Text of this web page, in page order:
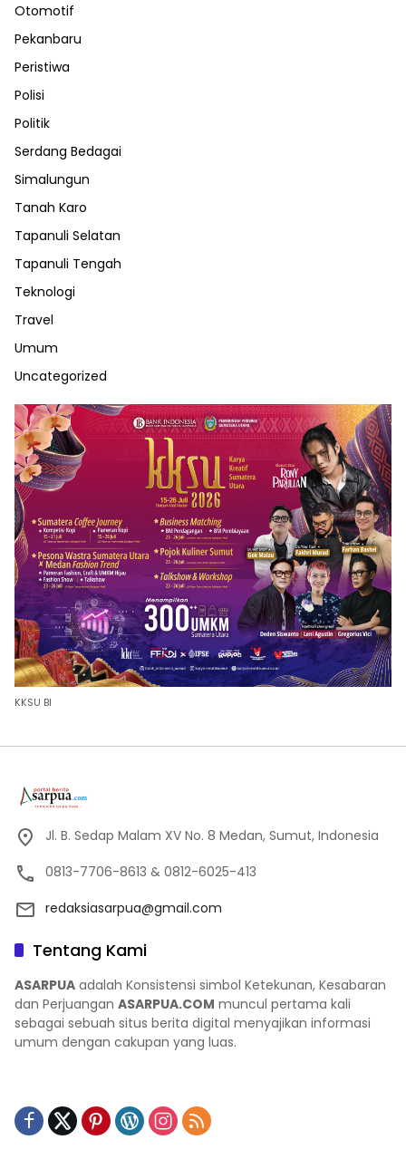
Otomotif
Pekanbaru
Peristiwa
Polisi
Politik
Serdang Bedagai
Simalungun
Tanah Karo
Tapanuli Selatan
Tapanuli Tengah
Teknologi
Travel
Umum
Uncategorized
KKSU BI
Jl. B. Sedap Malam XV No. 8 Medan, Sumut, Indonesia
0813-7706-8613 & 0812-6025-413
redaksiasarpua@gmail.com
Tentang Kami
ASARPUA adalah Konsistensi simbol Ketekunan, Kesabaran
dan Perjuangan ASARPUA.COM muncul pertama kali
sebagai sebuah situs berita digital menyajikan informasi
umum dengan cakupan yang luas.